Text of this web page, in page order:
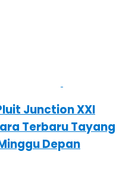
Junction XXI
Terbaru Tayang
Depan